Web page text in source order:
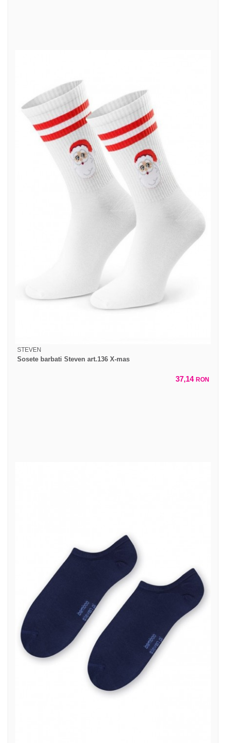
STEVEN
Sosete barbati Steven art.136 X-mas
37,14 RON